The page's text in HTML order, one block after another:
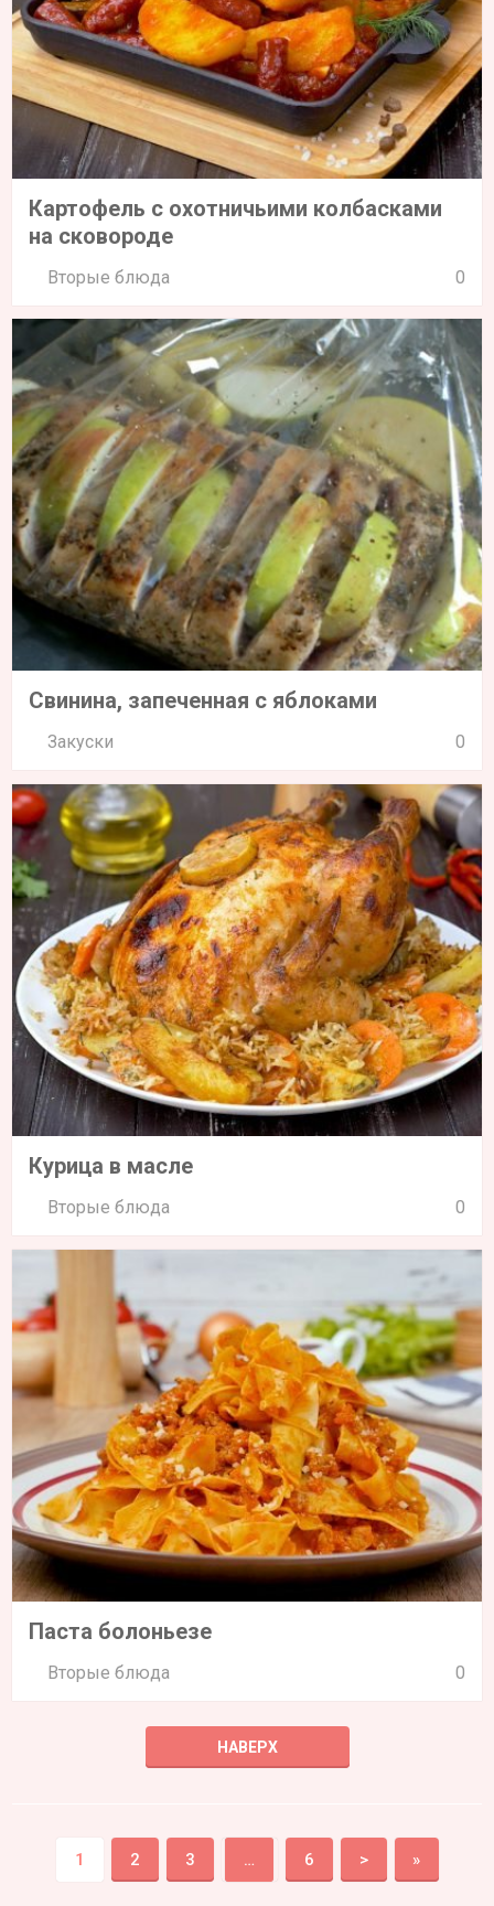
Картофель с охотничьими колбасками
на сковороде
Вторые блюда 0
Свинина, запеченная с яблоками
Закуски 0
Курица в масле
Вторые блюда 0
Паста болоньезе
Вторые блюда 0
НАВЕРХ
1 2 3 … 6 > »